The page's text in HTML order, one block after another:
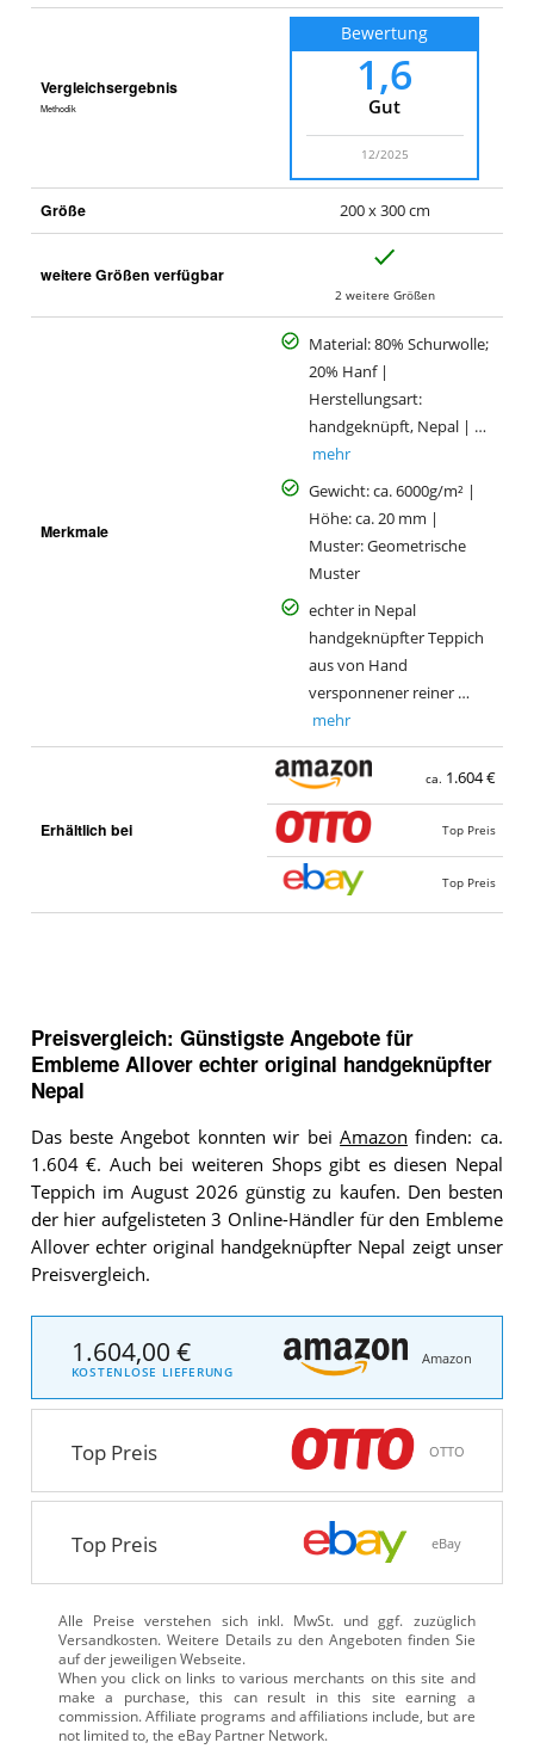
Vergleichsergebnis
Methodik
Bewertung
1,6
Gut
12/2025
Größe 200 x 300 cm
weitere Größen verfügbar
2 weitere Größen
Merkmale
Material: 80% Schurwolle;
20% Hanf |
Herstellungsart:
handgeknüpft, Nepal | …
mehr
Gewicht: ca. 6000g/m² |
Höhe: ca. 20 mm |
Muster: Geometrische
Muster
echter in Nepal
handgeknüpfter Teppich
aus von Hand
versponnener reiner …
mehr
Erhältlich bei
ca. 1.604 €
Top Preis
Top Preis
Preisvergleich: Günstigste Angebote für
Embleme Allover echter original handgeknüpfter
Nepal
Das beste Angebot konnten wir beiAmazon finden: ca.
1.604 €. Auch bei weiteren Shops gibt es diesen Nepal
Teppich im August 2026 günstig zu kaufen. Den besten
der hier aufgelisteten 3 Online-Händler für den Embleme
Allover echter original handgeknüpfter Nepal zeigt unser
Preisvergleich.
1.604,00 €
KOSTENLOSE LIEFERUNG
Amazon
Top Preis OTTO
Top Preis eBay
Alle Preise verstehen sich inkl. MwSt. und ggf. zuzüglich
Versandkosten. Weitere Details zu den Angeboten finden Sie
auf der jeweiligen Webseite.